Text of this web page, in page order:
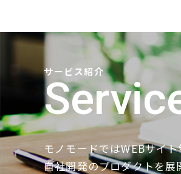
サービス紹介
モノモードではWEBサイ
自社開発のプロダクトを展